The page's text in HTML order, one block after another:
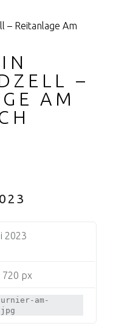
–
AM
2023
720 px
am-